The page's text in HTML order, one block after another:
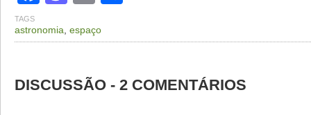
TAGS
astronomia, espaço
DISCUSSÃO - 2 COMENTÁRIOS